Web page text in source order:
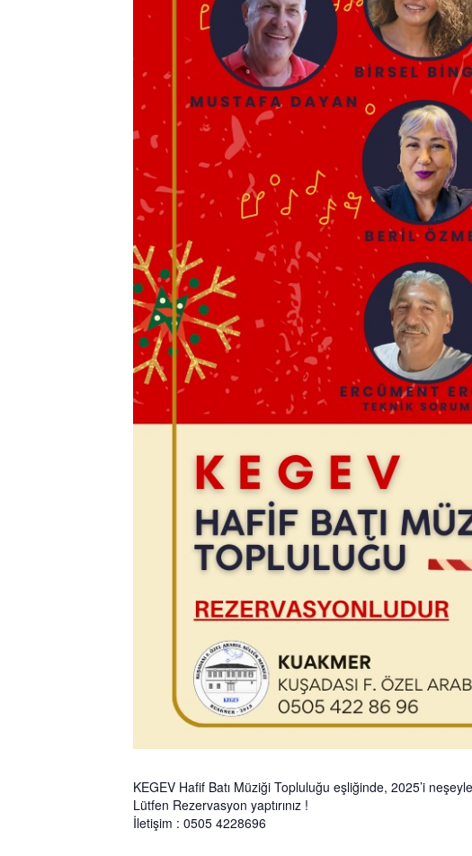
KEGEV Hafif Batı Müziği Topluluğu eşliğinde, 2025’i
Lütfen Rezervasyon yaptırınız !
İletişim : 0505 4228696